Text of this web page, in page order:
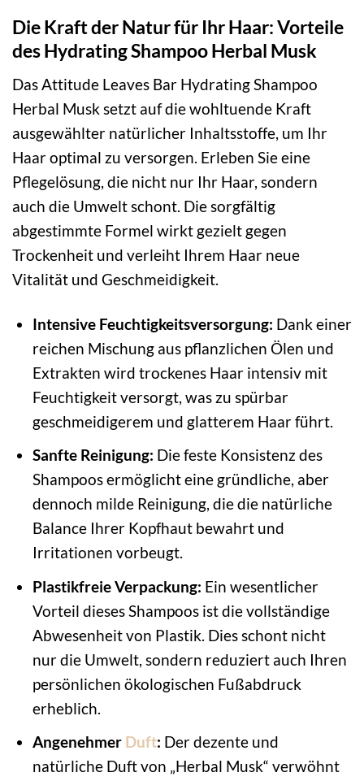
Die Kraft der Natur für Ihr Haar: Vorteile
des Hydrating Shampoo Herbal Musk
Das Attitude Leaves Bar Hydrating Shampoo
Herbal Musk setzt auf die wohltuende Kraft
ausgewählter natürlicher Inhaltsstoffe, um Ihr
Haar optimal zu versorgen. Erleben Sie eine
Pflegelösung, die nicht nur Ihr Haar, sondern
auch die Umwelt schont. Die sorgfältig
abgestimmte Formel wirkt gezielt gegen
Trockenheit und verleiht Ihrem Haar neue
Vitalität und Geschmeidigkeit.
Intensive Feuchtigkeitsversorgung: Dank einer
reichen Mischung aus pflanzlichen Ölen und
Extrakten wird trockenes Haar intensiv mit
Feuchtigkeit versorgt, was zu spürbar
geschmeidigerem und glatterem Haar führt.
Sanfte Reinigung: Die feste Konsistenz des
Shampoos ermöglicht eine gründliche, aber
dennoch milde Reinigung, die die natürliche
Balance Ihrer Kopfhaut bewahrt und
Irritationen vorbeugt.
Plastikfreie Verpackung: Ein wesentlicher
Vorteil dieses Shampoos ist die vollständige
Abwesenheit von Plastik. Dies schont nicht
nur die Umwelt, sondern reduziert auch Ihren
persönlichen ökologischen Fußabdruck
erheblich.
Angenehmer Duft: Der dezente und
natürliche Duft von „Herbal Musk“ verwöhnt